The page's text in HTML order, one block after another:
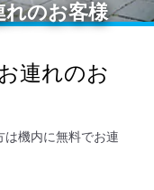
れのお客様
連れのお
は機内に無料でお連